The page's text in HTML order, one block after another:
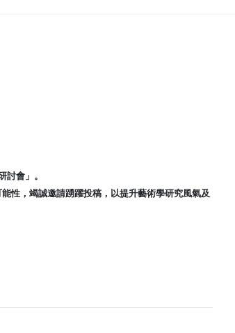
討會」。
性， 竭誠邀請踴躍投稿，以提升藝術學研究風氣及